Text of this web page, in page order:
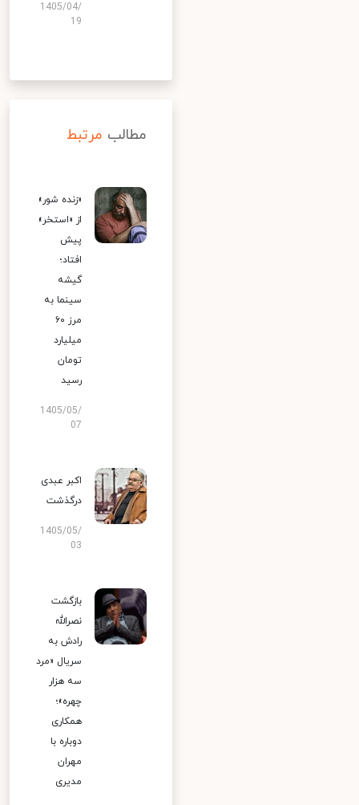
1405/04/
19
مطالب مرتبط
«زنده شور»
از «استخر»
پیش
افتاد؛
گیشه
سینما به
مرز ۶۰
میلیارد
تومان
رسید
1405/05/
07
اکبر عبدی
درگذشت
1405/05/
03
بازگشت
نصرالله
رادش به
سریال «مرد
سه هزار
چهره»؛
همکاری
دوباره با
مهران
مدیری